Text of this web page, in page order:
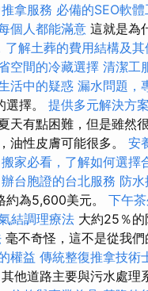
拿服務 必備的SEO軟
個人都能滿意 這就是為
了解土葬的費用結構及
空間的冷藏選擇 清潔工
活中的疑惑 漏水問題，
擇。 提供多元解決方
有點困難，但是雖然
油性皮膚可能很多。 安
搬家必看，了解如何選擇
台胞證的台北服務 防
約為5,600美元。 下午
結調理療法 大約25％
毫不奇怪，這不是從我
權益 傳統整復推拿技術
其他道路主要與污水處理